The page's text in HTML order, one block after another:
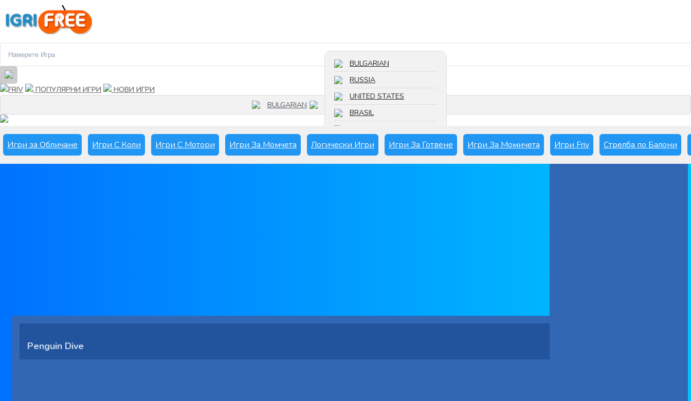
FRIV ПОПУЛЯРНИ ИГРИ
НОВИ ИГРИ
BULGARIAN
BULGARIAN
RUSSIA
UNITED STATES
BRASIL
SPAIN
Игри за Обличане Игри С Коли Игри С Мотори Игри За Момчета Логически Игри Игри За Готвене Игри За Момичета Игри Friv Стрелба по Балони
Penguin Dive